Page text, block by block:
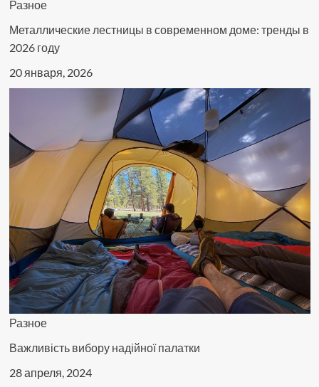
Разное
Металлические лестницы в современном доме: тренды в
2026 году
20 января, 2026
Разное
Важливість вибору надійної палатки
28 апреля, 2024